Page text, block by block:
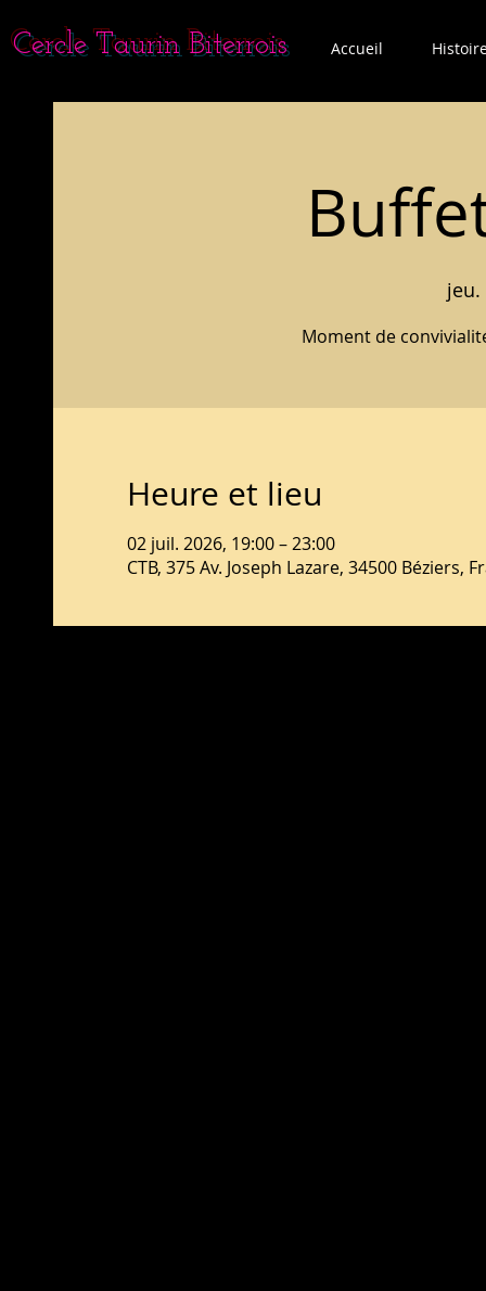
Cercle Taurin Biterrois Accueil
Moment de
Heure et lieu
02 juil. 2026, 19:00 – 23:00
CTB, 375 Av. Joseph Lazare, 34500 Béziers,